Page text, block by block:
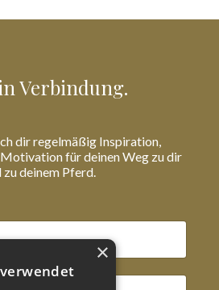
Verbindung.
dir regelmäßig Inspiration,
für deinen Weg zu dir
zu deinem Pferd.
×